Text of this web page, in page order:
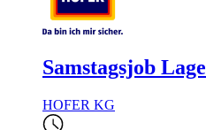
Samstagsjob
HOFER KG